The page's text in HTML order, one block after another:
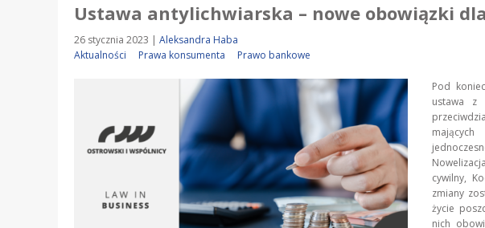
Ustawa antylichwiarska – nowe obowiązki
26 stycznia 2023 | Aleksandra Haba
Aktualności
Prawa konsumenta Prawo bankowe
Pod
ustawa z
cywilny,
zmiany
życie
nich